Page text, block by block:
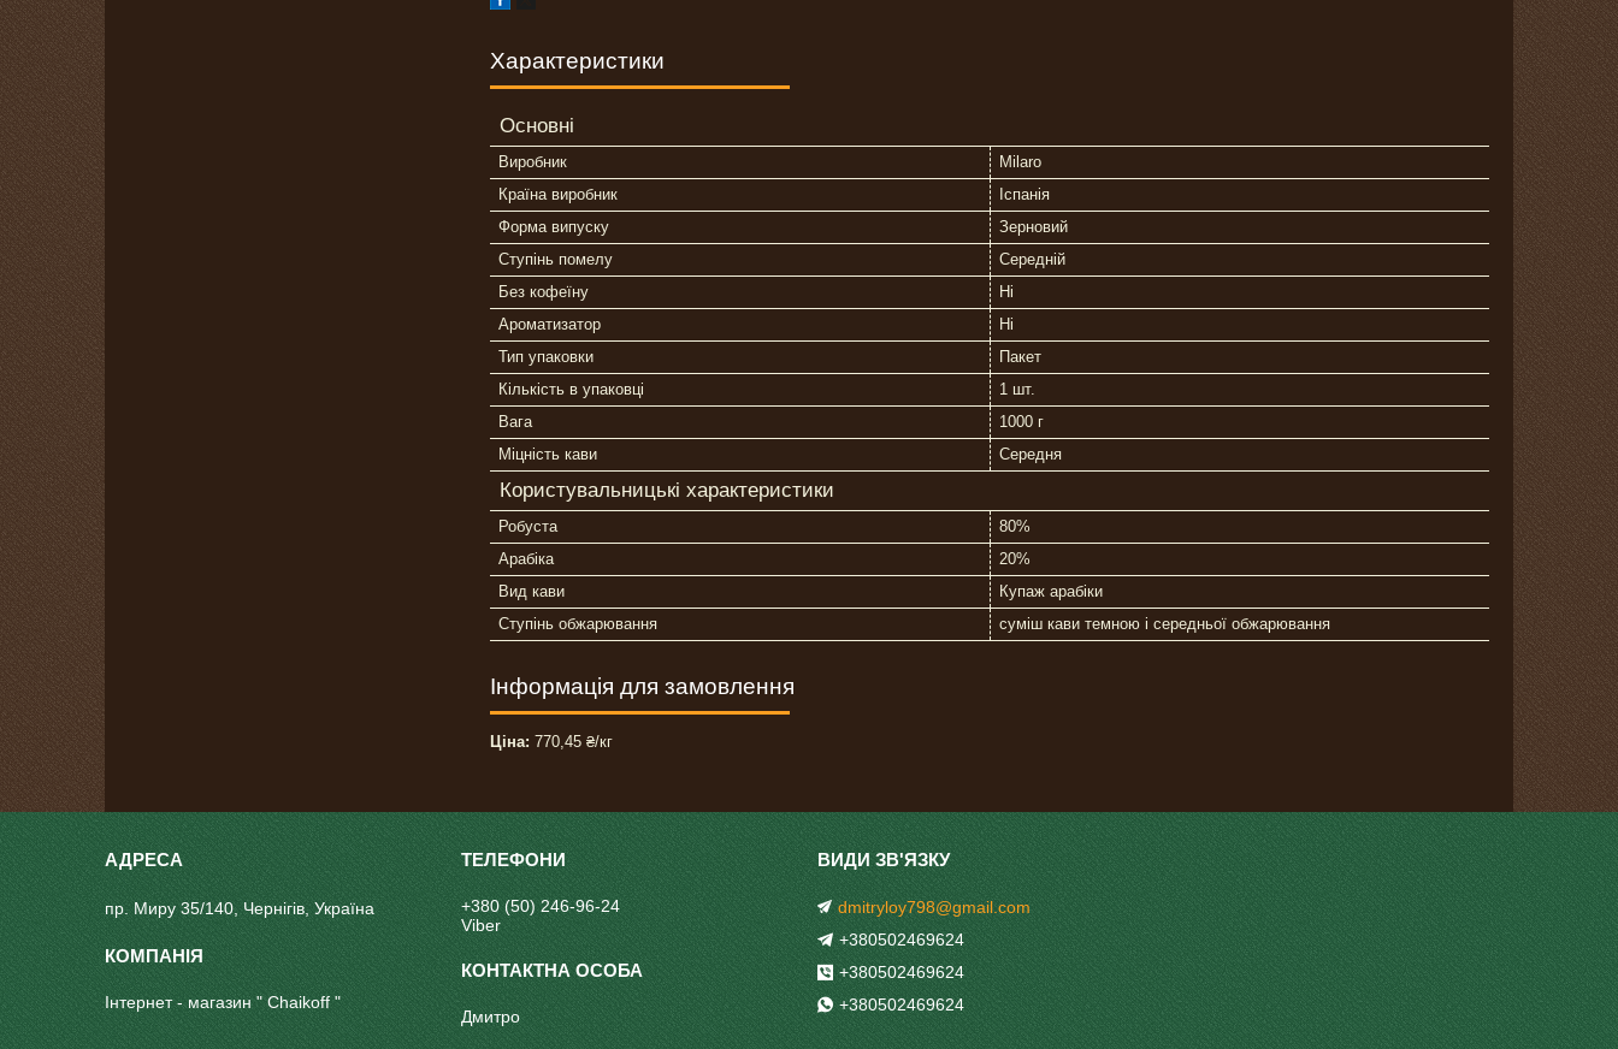
Характеристики
Основні
Виробник
Milaro
Країна виробник
Іспанія
Форма випуску
Зерновий
Ступінь помелу
Середній
Без кофеїну
Ні
Ароматизатор
Ні
Тип упаковки
Пакет
Кількість в упаковці
1 шт.
Вага
1000 г
Міцність кави
Середня
Користувальницькі характеристики
Робуста
80%
Арабіка
20%
Вид кави
Купаж арабіки
Ступінь обжарювання
суміш кави темною і середньої обжарювання
Інформація для замовлення
Ціна: 770,45 ₴/кг
пр. Миру 35/140, Чернігів, Україна
Інтернет - магазин " Chaikoff "
+380 (50) 246-96-24
Viber
Дмитро
dmitryloy798@gmail.com
+380502469624
+380502469624
+380502469624